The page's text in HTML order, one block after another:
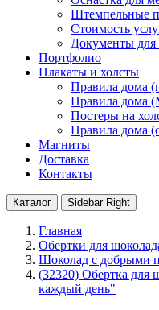
Штемпельные
Стоимость
Документы для
Портфолио
Плакаты и холсты
Правила дома
Правила дома
Постеры на
Правила дома
Магниты
Доставка
Контакты
Каталог Sidebar Right
Главная
Обертки для
Шоколад с добрыми
(32320) Обертка для
каждый день"